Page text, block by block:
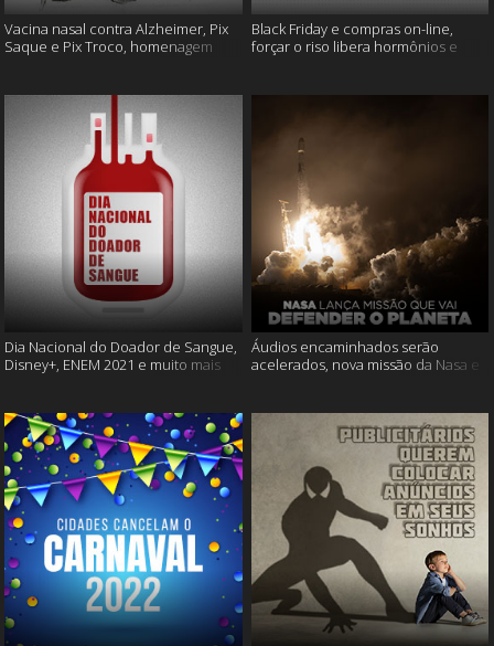
Vacina nasal contra Alzheimer, Pix
Saque e Pix Troco, homenagem
Black Friday e compras on-line,
forçar o riso libera hormônios e
Dia Nacional do Doador de Sangue,
Disney+, ENEM 2021 e muito mais
Áudios encaminhados serão
acelerados, nova missão da Nasa e